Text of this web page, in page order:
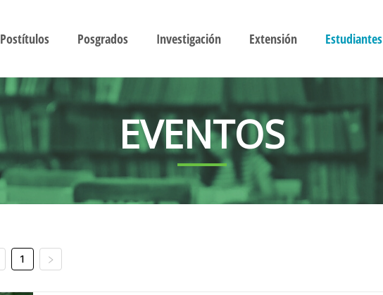
Postítulos Posgrados Investigación Extensión Estudiantes
EVENTOS
1